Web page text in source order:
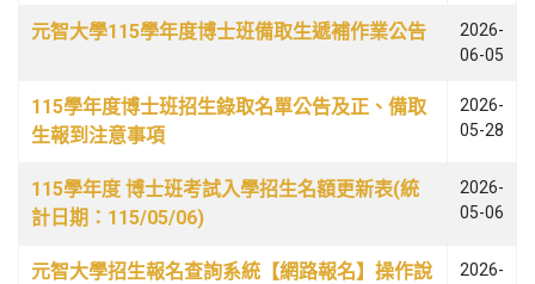
元智大學115學年度博士班備取生遞補作業公告
2026-
06-05
115學年度博士班招生錄取名單公告及正、備取
生報到注意事項
2026-
05-28
115學年度 博士班考試入學招生名額更新表(統
計日期：115/05/06)
2026-
05-06
元智大學招生報名查詢系統【網路報名】操作說
2026-